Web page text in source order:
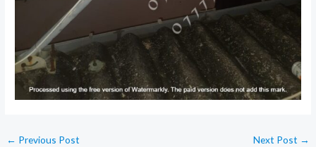
← Previous Post Next Post →